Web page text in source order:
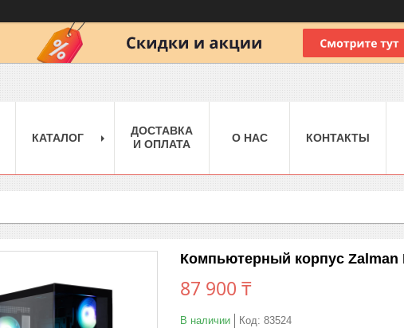
КАТАЛОГ
ДОСТАВКА
И ОПЛАТА
О НАС КОНТАКТЫ
Компьютерный корпус Zalman
87 900 ₸
В наличии Код: 83524